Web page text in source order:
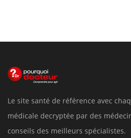
Le site santé de référence avec
médicale decryptée par des
conseils des meilleurs spécialistes.